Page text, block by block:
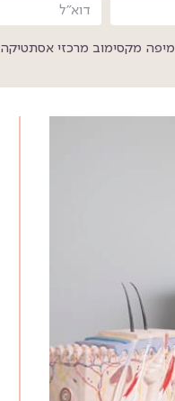
מקסימוב מרכזי אסתטיקה